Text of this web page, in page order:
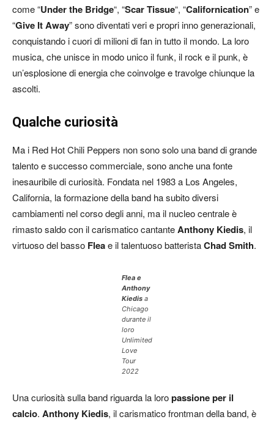
come “Under the Bridge“, “Scar Tissue“, “Californication” e
“Give It Away” sono diventati veri e propri inno generazionali,
conquistando i cuori di milioni di fan in tutto il mondo. La loro
musica, che unisce in modo unico il funk, il rock e il punk, è
un’esplosione di energia che coinvolge e travolge chiunque la
ascolti.
Qualche curiosità
Ma i Red Hot Chili Peppers non sono solo una band di grande
talento e successo commerciale, sono anche una fonte
inesauribile di curiosità. Fondata nel 1983 a Los Angeles,
California, la formazione della band ha subito diversi
cambiamenti nel corso degli anni, ma il nucleo centrale è
rimasto saldo con il carismatico cantanteAnthony Kiedis, il
virtuoso del basso Fleae il talentuoso batteristaChad Smith.
Flea e
Anthony
Kiedis a
Chicago
durante il
loro
Unlimited
Love
Tour
2022
Una curiosità sulla band riguarda la loropassione per il
calcio. Anthony Kiedis, il carismatico frontman della band, è